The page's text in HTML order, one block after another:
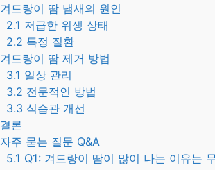
겨드랑이 땀 냄새의 원인
2.1 저급한 위생 상태
2.2 특정 질환
겨드랑이 땀 제거 방법
3.1 일상 관리
3.2 전문적인 방법
3.3 식습관 개선
결론
자주 묻는 질문 Q&A
5.1 Q1: 겨드랑이 땀이 많이 나는 이유는